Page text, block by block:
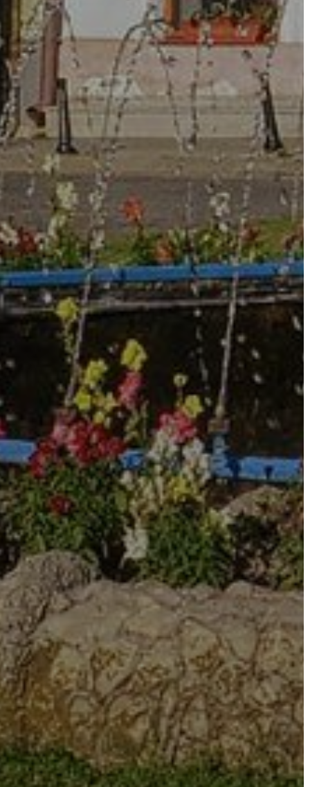
KÉPVISELŐ-
TESTÜLET
A
VÁROSRENDÉSZET
TÁJÉKOZTATÓK
ÁTLÁTHATÓSÁG
AZ
ÖNKORMÁNYZATI
CÉGEK
ÉS
INTÉZMÉNYEK
NYOMTATVÁNYOK
E-
ÜGYINTÉZÉS
TESTÜLETI
ANYAGOK
KISTÉRSÉG
GEOTERM-
GYÖNGYÖS